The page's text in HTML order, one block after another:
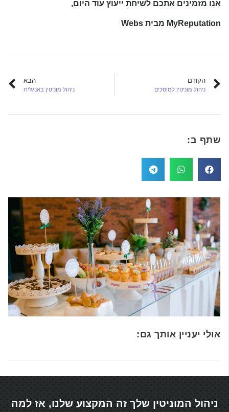
אנו מזמינים אתכם לשיחת ייעוץ עוד היום,
MyReputation מבית Webs
הקודם
ניהול מוניטין למוסכים
הבא
ניהול מוניטין באנגלית
שתף ב:
אולי יעניין אותך גם:
ניהול המוניטין שלך זה המקצוע שלנו, אז למה